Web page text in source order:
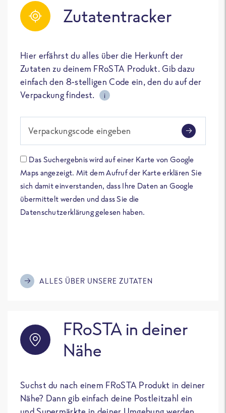
Zutatentracker
Hier erfährst du alles über die Herkunft der
Zutaten zu deinem FRoSTA Produkt. Gib dazu
einfach den 8-stelligen Code ein, den du auf der
Verpackung findest.
i
Verpackungscode eingeben
Das Suchergebnis wird auf einer Karte von Google
Maps angezeigt. Mit dem Aufruf der Karte erklären Sie
sich damit einverstanden, dass Ihre Daten an Google
übermittelt werden und dass Sie die
Datenschutzerklärung gelesen haben.
ALLES ÜBER UNSERE ZUTATEN
FRoSTA in deiner
Nähe
Suchst du nach einem FRoSTA Produkt in deiner
Nähe? Dann gib einfach deine Postleitzahl ein